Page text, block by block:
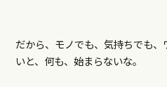
だから、モノでも、気持ちでも
いと、何も、始まらないな。